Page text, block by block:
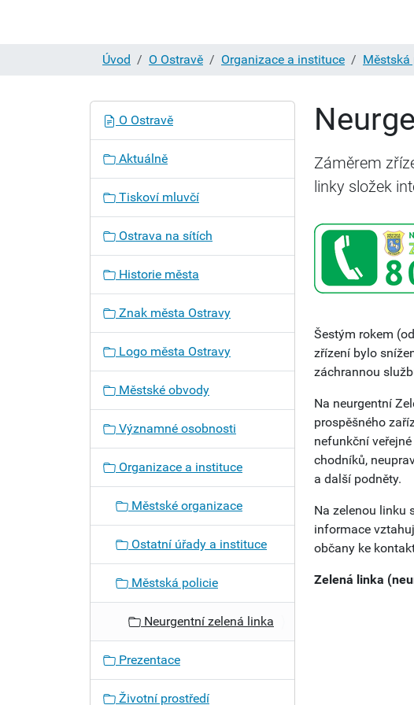
Úvod O Ostravě Organizace a instituce Městská
Záměrem
linky složek
Šestým rokem
zřízení bylo
záchrannou
Na neurgentní
prospěšného
nefunkční
chodníků,
a další podněty.
Na zelenou linku
informace
občany ke
Zelená linka
O Ostravě
Aktuálně
Tiskoví mluvčí
Ostrava na sítích
Historie města
Znak města Ostravy
Logo města Ostravy
Městské obvody
Významné osobnosti
Organizace a instituce
Městské organizace
Ostatní úřady a instituce
Městská policie
Neurgentní zelená linka
Prezentace
Životní prostředí